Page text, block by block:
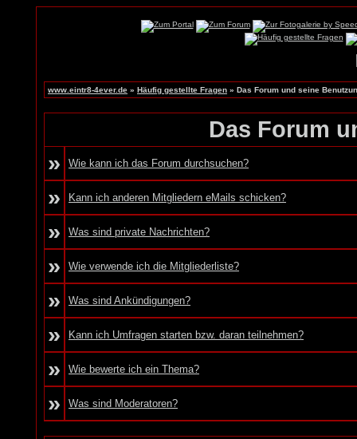
www.eintr8-4ever.de » Häufig gestellte Fragen » Das Forum und seine
Das Forum
»
Wie kann ich das Forum durchsuchen?
» Kann ich anderen Mitgliedern eMails schicken?
» Was sind private Nachrichten?
» Wie verwende ich die Mitgliederliste?
» Was sind Ankündigungen?
» Kann ich Umfragen starten bzw. daran teilnehmen?
» Wie bewerte ich ein Thema?
» Was sind Moderatoren?